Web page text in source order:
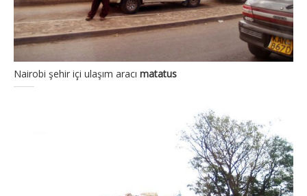
Nairobi şehir içi ulaşım aracı matatus